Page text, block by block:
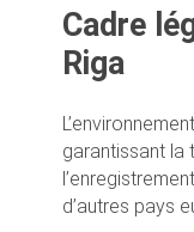
Cadre
Riga
garantissant la
d’autres pays